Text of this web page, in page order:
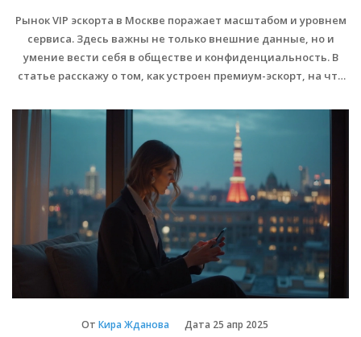
Рынок VIP эскорта в Москве поражает масштабом и уровнем
сервиса. Здесь важны не только внешние данные, но и
умение вести себя в обществе и конфиденциальность. В
статье расскажу о том, как устроен премиум-эскорт, на что
в безопасности сделки. Расскажу о типичных ошибках
клиентов и дам советы по поиску подходящей девушки для
сопровождения мероприятий. Буду говорить только о
легальных, прозрачных аспектах этого бизнеса.
От Кира Жданова Дата 25 апр 2025